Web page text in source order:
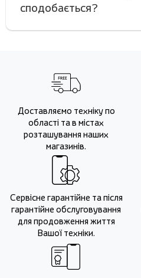
сподобається?
Доставляємо техніку по
області та в містах
розташування наших
магазинів.
Сервісне гарантійне та після
гарантійне обслуговування
для продовження життя
Вашої техніки.